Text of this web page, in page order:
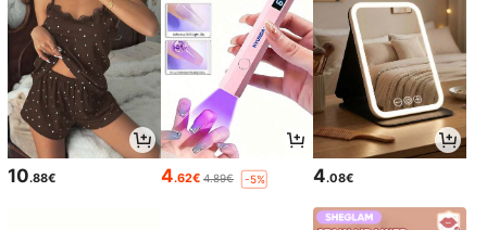
10.88€ 4.62€ 4.89€ -5% 4.08€